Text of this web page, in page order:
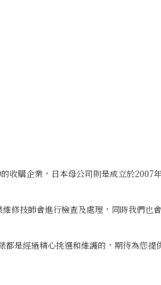
收購企業，日本母公司則是成立於2007
修技師會進行檢查及處理，同時我們也
是經過精心挑選和維護的，期待為您提